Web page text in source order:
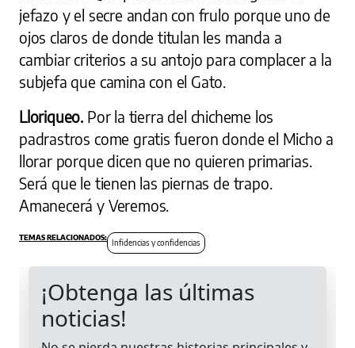
jefazo y el secre andan con frulo porque uno de
ojos claros de donde titulan les manda a
cambiar criterios a su antojo para complacer a la
subjefa que camina con el Gato.
Lloriqueo. Por la tierra del chicheme los
padrastros come gratis fueron donde el Micho a
llorar porque dicen que no quieren primarias.
Será que le tienen las piernas de trapo.
Amanecerá y Veremos.
Infidencias y confidencias